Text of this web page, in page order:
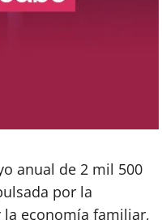
anual de 2 mil 500
por la
la economía familiar,